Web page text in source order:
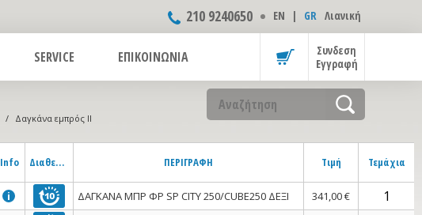
210 9240650 ΕΝ | GR Λιανική
Συνδεση
Εγγραφή
SERVICE ΕΠΙΚΟΙΝΩΝΙΑ
/ Δαγκάνα εμπρός II
Info Διαθεσιμότητα ΠΕΡΙΓΡΑΦΗ Τιμή Τεμάχια
i ΔΑΓΚΑΝΑ ΜΠΡ ΦΡ SP CITY 250/CUBE250 ΔΕΞΙ
341,00 €